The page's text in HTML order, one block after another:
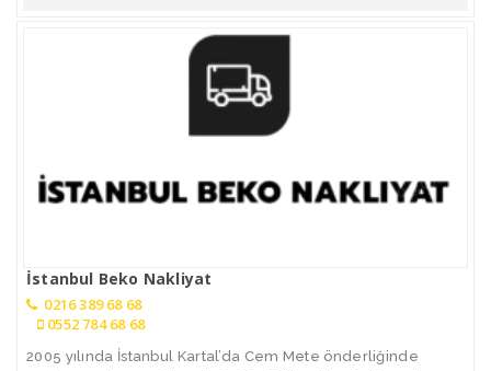
İstanbul Beko Nakliyat
0216 389 68 68
0552 784 68 68
2005 yılında İstanbul Kartal’da Cem Mete önderliğinde